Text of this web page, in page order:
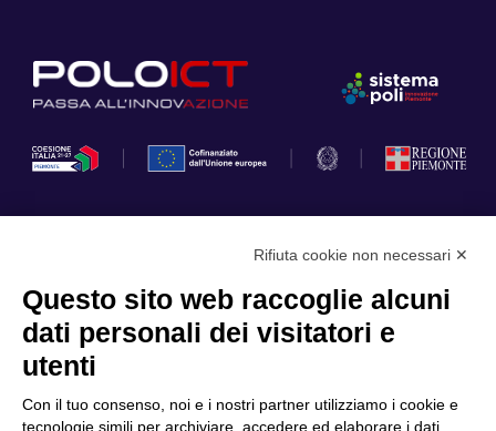
Cookie Policy
Scopri il Polo
Partner
Finanziamenti e bandi
Rifiuta cookie non necessari ✕
Questo sito web raccoglie alcuni
dati personali dei visitatori e
utenti
Con il tuo consenso, noi e i nostri partner utilizziamo i cookie e
tecnologie simili per archiviare, accedere ed elaborare i dati